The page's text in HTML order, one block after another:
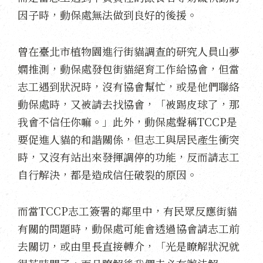
因子時，動保處無法做到良好的後援。
曾在臺北市植物園進行街貓調查的研究人員山夢
嫻推測，動保處發包街貓絕育工作給協會，但當
志工遇到狀況時，沒有協會幫忙，或是他們聯絡
動保處時，又被請去找協會，「被踢皮球了，那
我會不信任你嘛。」此外，動保處聲稱TCCP是
要促進人貓的和諧關係，但志工與居民產生衝突
時，又沒有站出來發揮調停的功能，反而請志工
自行解決，都是造成信任破裂的原因。
而當TCCP志工簽署的鄰里中，有民眾反應街貓
有關的問題時，動保處可能會透過協會請志工前
去關切，或由里長直接轉介，「光是瞭解狀況就